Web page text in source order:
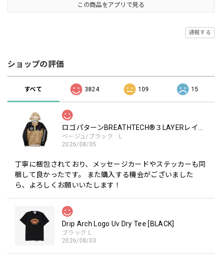
この商品をアプリで見る
通報する
ショップの評価
すべて 3824 109 15
ベージュ/ブラック L
2026/08/05
丁寧に梱包されており、メッセージカードやステッカーも同
梱して良かったです。 また購入する機会がございました
ら、よろしくお願いいたします！
Drip Arch Logo Uv Dry Tee [BLACK]
ブラック L
2026/08/03